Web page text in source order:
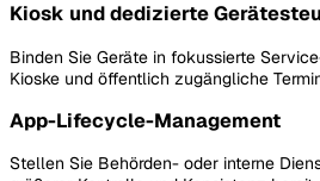
Kiosk und dedizierte
Binden Sie Geräte in fokussierte
Kioske und öffentlich zugängliche
App-Lifecycle-Management
Stellen Sie Behörden- oder interne